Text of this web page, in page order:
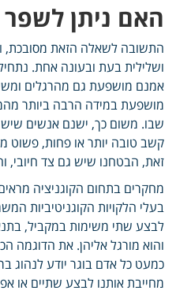
האם ניתן
התשובה לשאלה הזאת מסובכת,
ושלילית בעת ובעונה אחת.
אמנם מושפעת גם מהרגלים
מושפעת במידה הרבה ביותר
שבו. משום כך, ישנם אנשים שיש
קשב טובה יותר או פחות,
זאת, הבטחנו שיש גם צד חיובי,
מחקרים בתחום הקוגניציה
בעלי הלקויות הקוגניטיביות
לבצע שתי משימות במקביל,
והוא מורגל אליהן. את הדוגמה
כמעט כל אדם בוגר יודע לנהוג
מחייבת אותנו לבצע שתיים או